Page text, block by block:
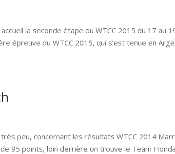
la seconde étape du WTCC 2015 du 17 au
épreuve du WTCC 2015, qui s’est tenue en
peu, concernant les résultats WTCC 2014
95 points, loin derrière on trouve le Team